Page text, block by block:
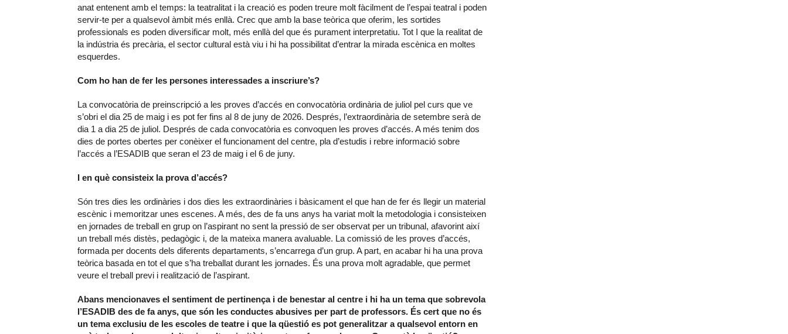
anat entenent amb el temps: la teatralitat i la creació es poden treure molt fàcilment de l’espai teatral i poden
servir-te per a qualsevol àmbit més enllà. Crec que amb la base teòrica que oferim, les sortides
professionals es poden diversificar molt, més enllà del que és purament interpretatiu. Tot I que la realitat de
la indústria és precària, el sector cultural està viu i hi ha possibilitat d’entrar la mirada escènica en moltes
esquerdes.
Com ho han de fer les persones interessades a inscriure’s?
La convocatòria de preinscripció a les proves d’accés en convocatòria ordinària de juliol pel curs que ve
s’obri el dia 25 de maig i es pot fer fins al 8 de juny de 2026. Després, l’extraordinària de setembre serà de
dia 1 a dia 25 de juliol. Després de cada convocatòria es convoquen les proves d’accés. A més tenim dos
dies de portes obertes per conèixer el funcionament del centre, pla d’estudis i rebre informació sobre
l’accés a l’ESADIB que seran el 23 de maig i el 6 de juny.
I en què consisteix la prova d’accés?
Són tres dies les ordinàries i dos dies les extraordinàries i bàsicament el que han de fer és llegir un material
escènic i memoritzar unes escenes. A més, des de fa uns anys ha variat molt la metodologia i consisteixen
en jornades de treball en grup on l’aspirant no sent la pressió de ser observat per un tribunal, afavorint així
un treball més distès, pedagògic i, de la mateixa manera avaluable. La comissió de les proves d’accés,
formada per docents dels diferents departaments, s’encarrega d’un grup. A part, en acabar hi ha una prova
teòrica basada en tot el que s’ha treballat durant les jornades. És una prova molt agradable, que permet
veure el treball previ i realització de l’aspirant.
Abans mencionaves el sentiment de pertinença i de benestar al centre i hi ha un tema que sobrevola
l’ESADIB des de fa anys, que són les conductes abusives per part de professors. És cert que no és
un tema exclusiu de les escoles de teatre i que la qüestió es pot generalitzar a qualsevol entorn en